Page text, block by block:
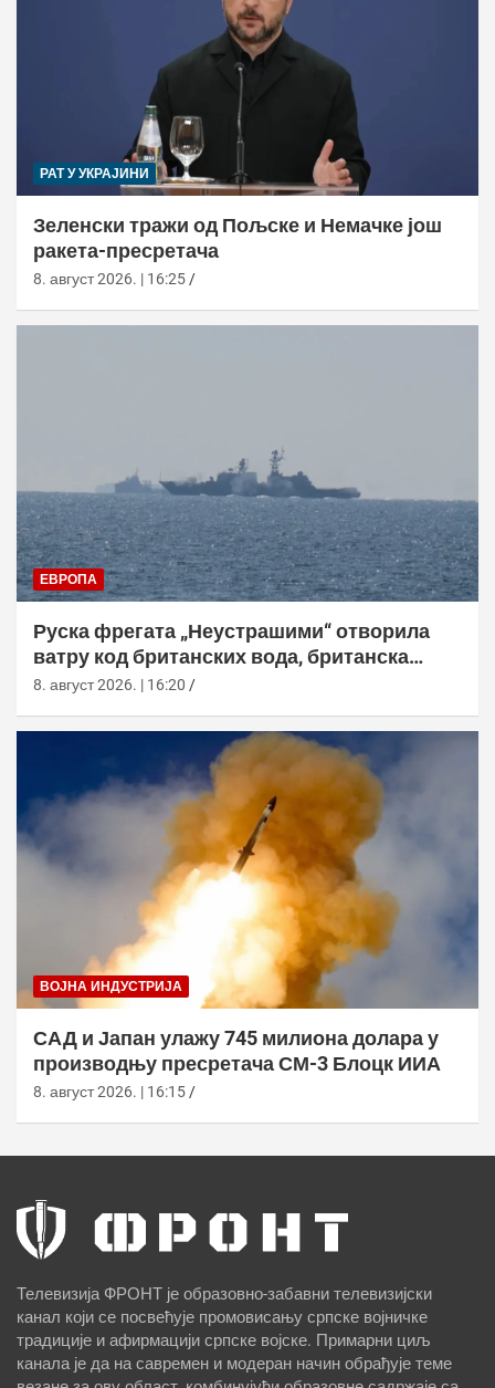
РАТ У УКРАЈИНИ
Зеленски тражи од Пољске и Немачке још
ракета-пресретача
8. август 2026. | 16:25
ЕВРОПА
Руска фрегата „Неустрашими“ отворила
ватру код британских вода, британска
морнарица појачала праћење
8. август 2026. | 16:20
ВОЈНА ИНДУСТРИЈА
САД и Јапан улажу 745 милиона долара у
производњу пресретача СМ-3 Блоцк ИИА
8. август 2026. | 16:15
Телевизија ФРОНТ је образовно-забавни телевизијски
канал који се посвећује промовисању српске војничке
традиције и афирмацији српске војске. Примарни циљ
канала је да на савремен и модеран начин обрађује теме